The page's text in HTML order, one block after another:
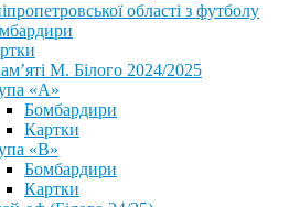
області з футболу
М. Білого 2024/2025
«А»
Бомбардири
Картки
«В»
Бомбардири
Картки